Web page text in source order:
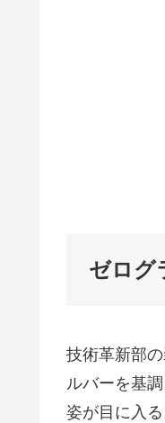
ゼログ
技術革新部
ルバーを基
姿が目に入る